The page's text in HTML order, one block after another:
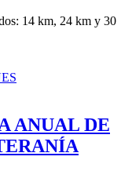
14 km, 24 km y 30
ANUAL DE